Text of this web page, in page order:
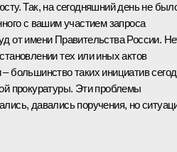
Так, на сегодняшний день не
с вашим участием запроса
от имени Правительства России.
тех или иных актов
большинство таких инициатив
прокуратуры. Эти проблемы
давались поручения, но